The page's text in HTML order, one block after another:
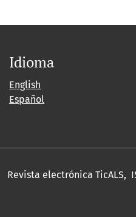
Idioma
English
Español
Revista electrónica TicALS,